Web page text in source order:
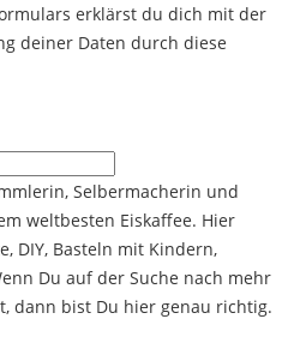
erklärst du dich mit der
deiner Daten durch diese
Selbermacherin und
weltbesten Eiskaffee. Hier
DIY, Basteln mit Kindern,
Du auf der Suche nach mehr
dann bist Du hier genau richtig.